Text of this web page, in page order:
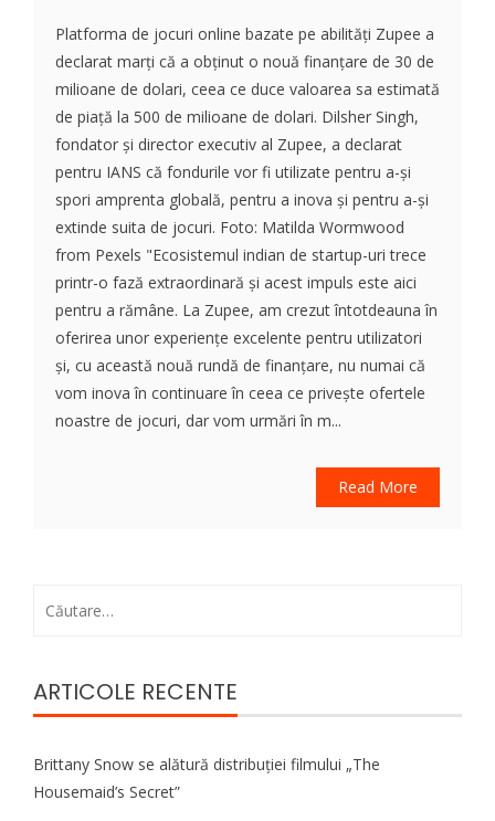
Platforma de jocuri online bazate pe abilități Zupee a
declarat marți că a obținut o nouă finanțare de 30 de
milioane de dolari, ceea ce duce valoarea sa estimată
de piață la 500 de milioane de dolari. Dilsher Singh,
fondator și director executiv al Zupee, a declarat
pentru IANS că fondurile vor fi utilizate pentru a-și
spori amprenta globală, pentru a inova și pentru a-și
extinde suita de jocuri. Foto: Matilda Wormwood
from Pexels "Ecosistemul indian de startup-uri trece
printr-o fază extraordinară și acest impuls este aici
pentru a rămâne. La Zupee, am crezut întotdeauna în
oferirea unor experiențe excelente pentru utilizatori
și, cu această nouă rundă de finanțare, nu numai că
vom inova în continuare în ceea ce privește ofertele
noastre de jocuri, dar vom urmări în m...
Read More
ARTICOLE RECENTE
Brittany Snow se alătură distribuției filmului „The
Housemaid’s Secret”